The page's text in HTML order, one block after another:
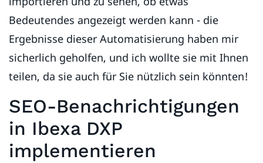
Bedeutendes angezeigt werden kann - die
Ergebnisse dieser Automatisierung haben mir
sicherlich geholfen, und ich wollte sie mit Ihnen
teilen, da sie auch für Sie nützlich sein könnten!
SEO-Benachrichtigungen
in Ibexa DXP
implementieren